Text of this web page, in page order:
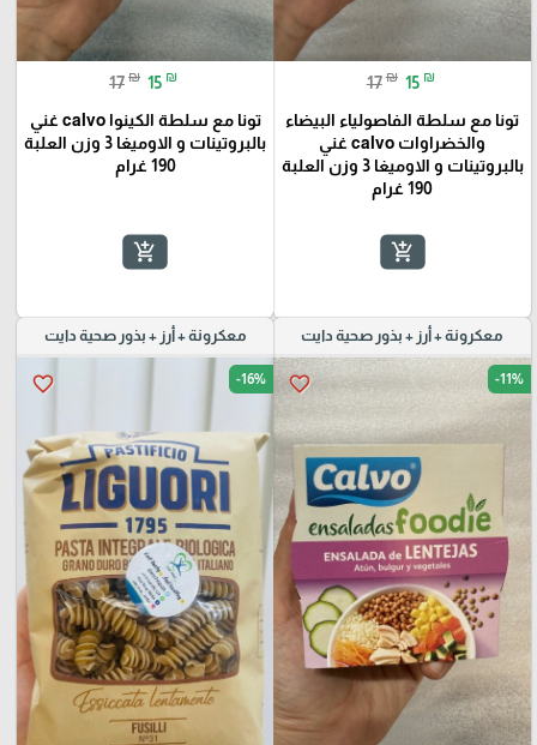
17 ₪ 15 ₪
تونا مع سلطة الفاصولياء البيضاء
والخضراوات calvo غني
بالبروتينات و الاوميغا 3 وزن العلبة
190 غرام
add_shopping_cart
17 ₪ 15 ₪
تونا مع سلطة الكينوا calvo غني
بالبروتينات و الاوميغا 3 وزن العلبة
190 غرام
add_shopping_cart
معكرونة + أرز + بذور صحية دايت
favorite_border -11%
معكرونة + أرز + بذور صحية دايت
favorite_border -16%